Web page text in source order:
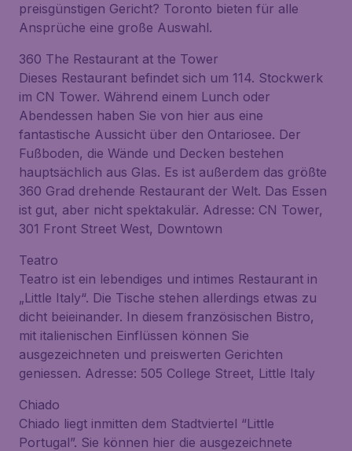
preisgünstigen Gericht? Toronto bieten für alle
Ansprüche eine große Auswahl.
360 The Restaurant at the Tower
Dieses Restaurant befindet sich um 114. Stockwerk
im CN Tower. Während einem Lunch oder
Abendessen haben Sie von hier aus eine
fantastische Aussicht über den Ontariosee. Der
Fußboden, die Wände und Decken bestehen
hauptsächlich aus Glas. Es ist außerdem das größte
360 Grad drehende Restaurant der Welt. Das Essen
ist gut, aber nicht spektakulär. Adresse: CN Tower,
301 Front Street West, Downtown
Teatro
Teatro ist ein lebendiges und intimes Restaurant in
„Little Italy“. Die Tische stehen allerdings etwas zu
dicht beieinander. In diesem französischen Bistro,
mit italienischen Einflüssen können Sie
ausgezeichneten und preiswerten Gerichten
geniessen. Adresse: 505 College Street, Little Italy
Chiado
Chiado liegt inmitten dem Stadtviertel “Little
Portugal”. Sie können hier die ausgezeichnete